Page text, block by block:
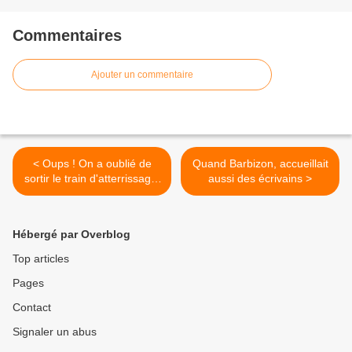
Commentaires
Ajouter un commentaire
< Oups ! On a oublié de
sortir le train d'atterrissage,
de François Nénin
Quand Barbizon, accueillait
aussi des écrivains >
Hébergé par Overblog
Top articles
Pages
Contact
Signaler un abus